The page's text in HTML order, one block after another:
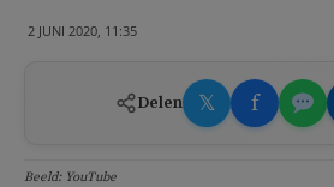
2 JUNI 2020, 11:35
Delen 𝕏 f
Beeld: YouTube